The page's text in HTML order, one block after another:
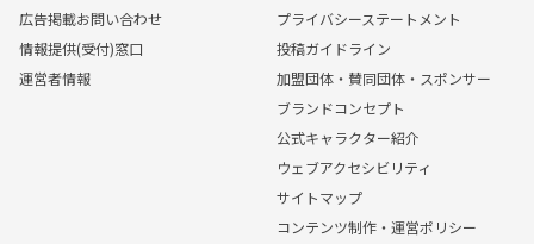
広告掲載お問い合わせ
情報提供(受付)窓口
運営者情報
プライバシーステートメント
投稿ガイドライン
加盟団体・賛同団体・スポンサー
ブランドコンセプト
公式キャラクター紹介
ウェブアクセシビリティ
サイトマップ
コンテンツ制作・運営ポリシー